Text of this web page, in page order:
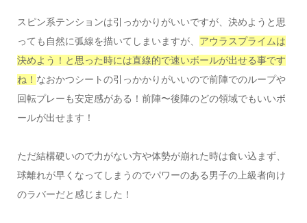
スピン系テンションは引っかかりがいいですが、決めようと思
っても自然に弧線を描いてしまいますが、 アウラスプライムは
決めよう！と思った時には直線的で速いボールが出せる事です
ね！ なおかつシートの引っかかりがいいので前陣でのループや
回転プレーも安定感がある！前陣〜後陣のどの領域でもいいボ
ールが出せます！
ただ結構硬いので力がない方や体勢が崩れた時は食い込まず、
球離れが早くなってしまうのでパワーのある男子の上級者向け
のラバーだと感じました！